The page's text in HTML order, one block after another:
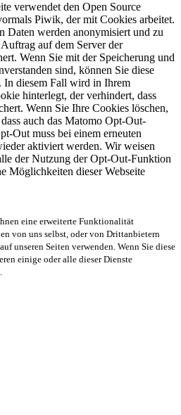
verwendet den Open Source
Piwik, der mit Cookies arbeitet.
Daten werden anonymisiert und zu
auf dem Server der
Wenn Sie mit der Speicherung und
sind, können Sie diese
In diesem Fall wird in Ihrem
hinterlegt, der verhindert, dass
Wenn Sie Ihre Cookies löschen,
auch das Matomo Opt-Out-
Out muss bei einem erneuten
aktiviert werden. Wir weisen
der Nutzung der Opt-Out-Funktion
Möglichkeiten dieser Webseite
eine erweiterte Funktionalität
von uns selbst, oder von Drittanbietern
unseren Seiten verwenden. Wenn Sie diese
einige oder alle dieser Dienste